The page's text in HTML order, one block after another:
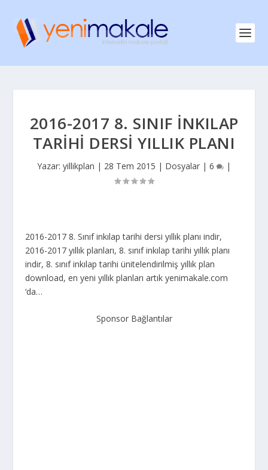
2016-2017 8. SINIF İNKILAP
TARIHI DERSI YILLIK PLANI
Yazar: yillikplan | 28 Tem 2015 | Dosyalar | 6 |
2016-2017 8. Sınıf inkılap tarihi dersi yıllık planı indir,
2016-2017 yıllık planları, 8. sınıf inkılap tarihi yıllık planı
indir, 8. sınıf inkılap tarihi ünitelendirilmiş yıllık plan
download, en yeni yıllık planları artık yenimakale.com
‘da…
Sponsor Bağlantılar